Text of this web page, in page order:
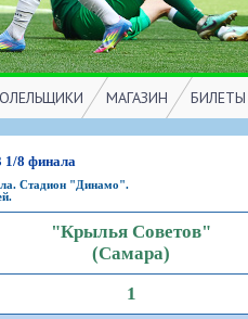
"Крылья"
с инвалидностью
"Крылья"
поведения
контролеров-
МАГАЗИН
On-line магазин
Точки продаж
Карта
Билеты
Билеты
Skybox
1/8 финала
Стадион "Динамо".
"Крылья Советов"
(Самара)
1